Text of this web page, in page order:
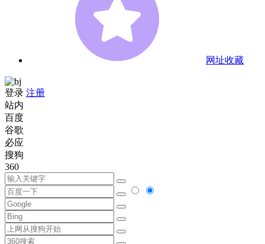
网址收藏
登录 注册
站内
百度
谷歌
必应
搜狗
360